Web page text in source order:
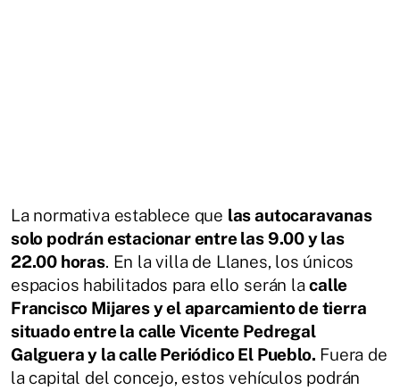
La normativa establece que las autocaravanas
solo podrán estacionar entre las 9.00 y las
22.00 horas. En la villa de Llanes, los únicos
espacios habilitados para ello serán lacalle
Francisco Mijares y el aparcamiento de tierra
situado entre la calle Vicente Pedregal
Galguera y la calle Periódico El Pueblo. Fuera de
la capital del concejo, estos vehículos podrán